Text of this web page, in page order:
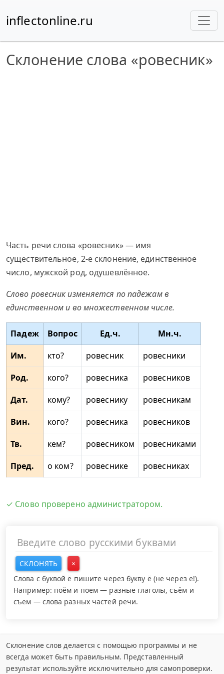
inflectonline.ru
Склонение слова «ровесник»
Часть речи слова «ровесник» — имя
существительное, 2-е склонение, единственное
число, мужской род, одушевлённое.
Слово ровесник изменяется по падежам в
единственном и во множественном числе.
Падеж Вопрос Ед.ч.
Мн.ч.
Им.
кто? ровесник
ровесники
Род.
кого? ровесника
ровесников
Дат.
кому? ровеснику
ровесникам
Вин.
кого? ровесника
ровесников
Тв.
кем? ровесником
ровесниками
Пред.
о ком? ровеснике ровесниках
✓ Слово проверено администратором.
СКЛОНЯТЬ
×
Слова с буквой ё пишите через букву ё (не через е!).
Например: поём и поем — разные глаголы, съём и
съем — слова разных частей речи.
Склонение слов делается с помощью программы и не
всегда может быть правильным. Представленный
результат используйте исключительно для самопроверки.